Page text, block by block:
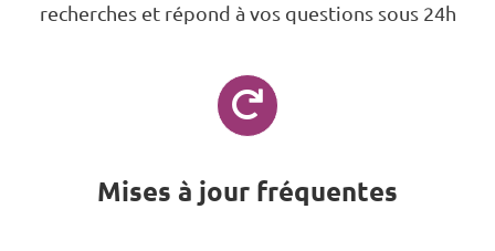
recherches et répond à vos questions sous 24h
Mises à jour fréquentes